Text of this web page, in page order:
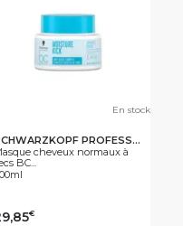
En stock
SCHWARZKOPF PROFESSIONAL
cheveux normaux à
BC...
€